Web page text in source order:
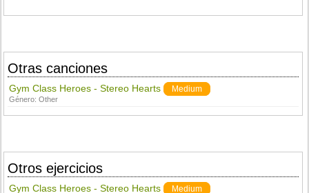
Otras canciones
Gym Class Heroes - Stereo Hearts Medium
Género:Other
Otros ejercicios
Gym Class Heroes - Stereo Hearts Medium